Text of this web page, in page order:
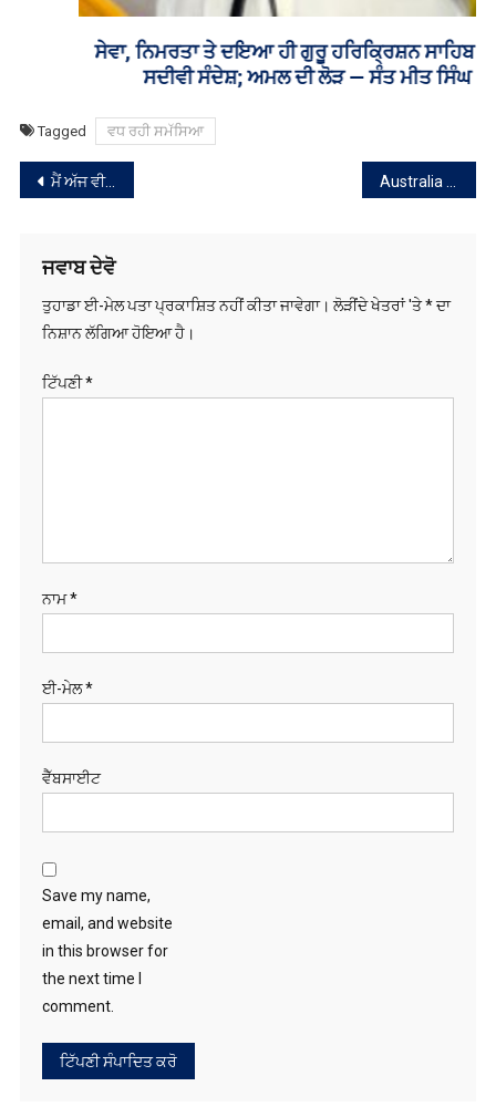
ਸੇਵਾ, ਨਿਮਰਤਾ ਤੇ ਦਇਆ ਹੀ ਗੁਰੂ ਹਰਿਕ੍ਰਿਸ਼ਨ ਸਾਹਿਬ ਜੀ ਦਾ
ਸਦੀਵੀ ਸੰਦੇਸ਼; ਅਮਲ ਦੀ ਲੋੜ — ਸੰਤ ਮੀਤ ਸਿੰਘ
Tagged ਵਧ ਰਹੀ ਸਮੱਸਿਆ
ਸੰਪਾਦਨਾ
ਮੈਂ ਅੱਜ ਵੀ ਆਮ ਆਦਮੀ ਪਾਰਟੀ ਦੇ ਨਾਲ ਮਜ਼ਬੂਤੀ ਨਾਲ ਖੜ੍ਹਾ ਹਾਂ ;Chetan Singh Jouramajra
ਜਵਾਬ ਦੇਵੋ
ਤੁਹਾਡਾ ਈ-ਮੇਲ ਪਤਾ ਪ੍ਰਕਾਸ਼ਿਤ ਨਹੀਂ ਕੀਤਾ ਜਾਵੇਗਾ। ਲੋੜੀਂਦੇ ਖੇਤਰਾਂ 'ਤੇ*ਦਾ
ਨਿਸ਼ਾਨ ਲੱਗਿਆ ਹੋਇਆ ਹੈ।
ਟਿੱਪਣੀ*
ਨਾਮ*
ਈ-ਮੇਲ*
ਵੈੱਬਸਾਈਟ
Save my name,
email, and website
in this browser for
the next time I
comment.